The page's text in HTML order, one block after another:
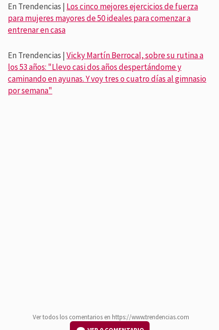
En Trendencias | Los cinco mejores ejercicios de fuerza
para mujeres mayores de 50 ideales para comenzar a
entrenar en casa
En Trendencias |Vicky Martín Berrocal, sobre su rutina a
los 53 años: "Llevo casi dos años despertándome y
caminando en ayunas. Y voy tres o cuatro días al gimnasio
por semana"
Ver todos los comentarios en https://www.trendencias.com